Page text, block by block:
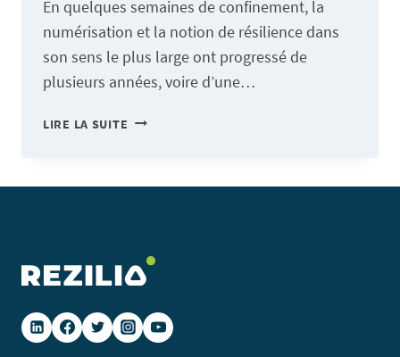
En quelques semaines de confinement, la
numérisation et la notion de résilience dans
son sens le plus large ont progressé de
plusieurs années, voire d’une…
LIRE LA SUITE RÉSILIENCE
POUR
«
RÉSILIENCE